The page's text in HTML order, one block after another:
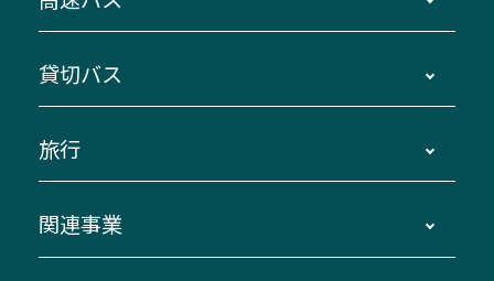
主要停留所案内図・時刻表
路線バスのご利用方法
三重交通接近情報バスロケーションシステム
迂回・休止について
臨時バスについて
南紀・VISON～横浜・東京・埼玉
伊賀～名古屋
南紀～VISON～名古屋
湯の山温泉～名古屋
貸切バス
貸切バスのご利用について
お問い合わせ
旅行
貸切バス団体旅行
関連事業